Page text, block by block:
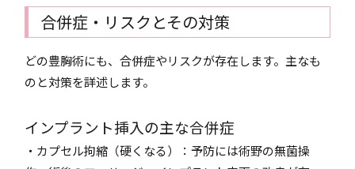
合併症・リスクとその対策
どの豊胸術にも、合併症やリスクが存在します。主なも
のと対策を詳述します。
インプラント挿入の主な合併症
・カプセル拘縮（硬くなる）：予防には術野の無菌操